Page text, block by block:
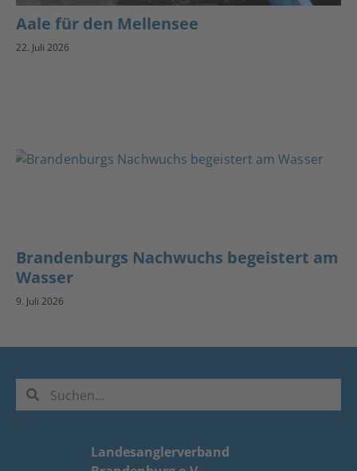
Aale für den Mellensee
22. Juli 2026
Brandenburgs Nachwuchs begeistert am
Wasser
9. Juli 2026
Landesanglerverband